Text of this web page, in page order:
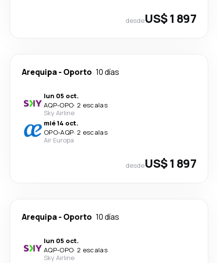
desdeUS$ 1 897
Arequipa- Oporto 10 días
lun 05 oct.
AQP-OPO· 2 escalas
Sky Airline
mié 14 oct.
OPO-AQP· 2 escalas
Air Europa
desdeUS$ 1 897
Arequipa- Oporto 10 días
lun 05 oct.
AQP-OPO· 2 escalas
Sky Airline